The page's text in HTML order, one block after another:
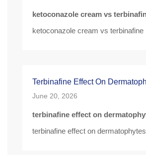
ketoconazole cream vs
ketoconazole cream vs terbinafine
Terbinafine Effect On
June 20, 2026
terbinafine effect on
terbinafine effect on dermatophytes